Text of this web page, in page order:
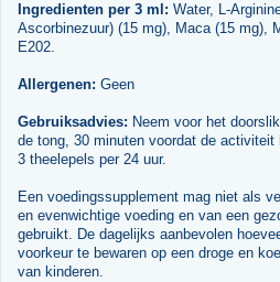
Ingredienten per 3 ml: Water, L-
Ascorbinezuur) (15 mg), Maca (15 mg),
E202.
Allergenen: Geen
Gebruiksadvies: Neem voor het
de tong, 30 minuten voordat de
3 theelepels per 24 uur.
Een voedingssupplement mag niet als
en evenwichtige voeding en van een
gebruikt. De dagelijks aanbevolen
voorkeur te bewaren op een droge en
van kinderen.